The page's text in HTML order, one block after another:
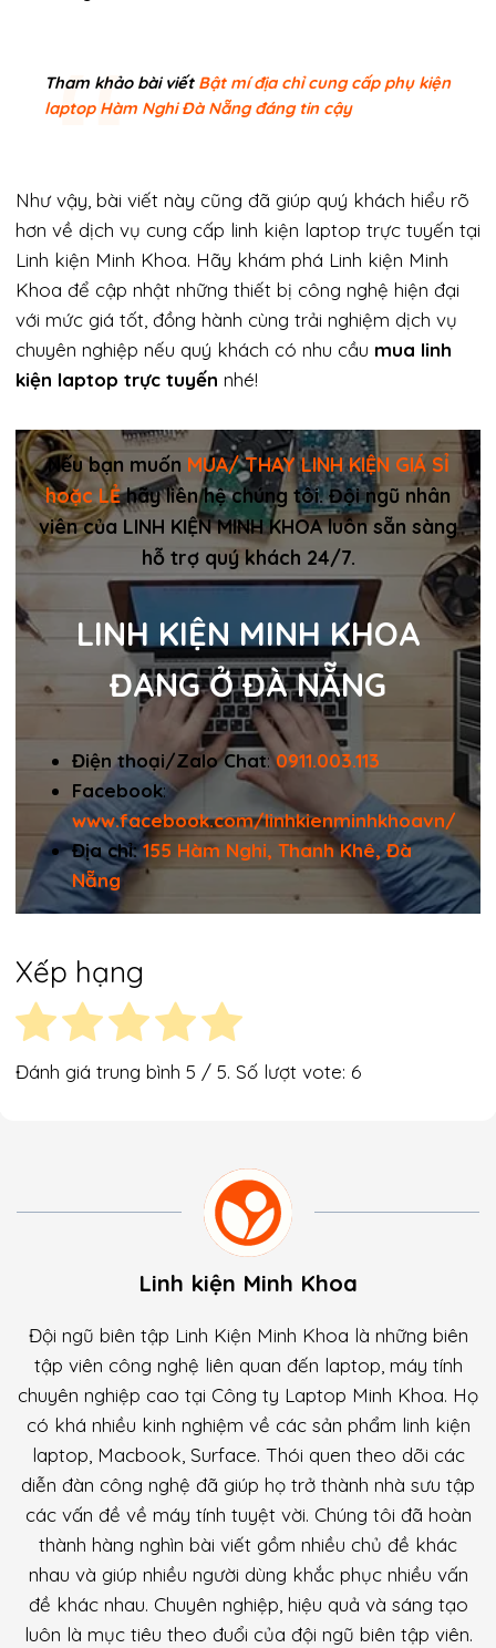
Tham khảo bài viết Bật mí địa chỉ cung cấp phụ kiện
laptop Hàm Nghi Đà Nẵng đáng tin cậy
Như vậy, bài viết này cũng đã giúp quý khách hiểu rõ
hơn về dịch vụ cung cấp linh kiện laptop trực tuyến tại
Linh kiện Minh Khoa. Hãy khám phá Linh kiện Minh
Khoa để cập nhật những thiết bị công nghệ hiện đại
với mức giá tốt, đồng hành cùng trải nghiệm dịch vụ
chuyên nghiệp nếu quý khách có nhu cầu mua linh
kiện laptop trực tuyến nhé!
Nếu bạn muốn MUA/ THAY LINH KIỆN GIÁ SỈ
hoặc LẺhãy liên hệ chúng tôi. Đội ngũ nhân
viên của LINH KIỆN MINH KHOA luôn sẵn sàng
hỗ trợ quý khách 24/7.
LINH KIỆN MINH KHOA
ĐANG Ở ĐÀ NẴNG
Điện thoại/Zalo Chat:0911.003.113
Facebook:
www.facebook.com/linhkienminhkhoavn/
Địa chỉ:155 Hàm Nghi, Thanh Khê, Đà
Nẵng
Xếp hạng
Đánh giá trung bình 5 / 5. Số lượt vote: 6
Linh kiện Minh Khoa
Đội ngũ biên tập Linh Kiện Minh Khoa là những biên
tập viên công nghệ liên quan đến laptop, máy tính
chuyên nghiệp cao tại Công ty Laptop Minh Khoa. Họ
có khá nhiều kinh nghiệm về các sản phẩm linh kiện
laptop, Macbook, Surface. Thói quen theo dõi các
diễn đàn công nghệ đã giúp họ trở thành nhà sưu tập
các vấn đề về máy tính tuyệt vời. Chúng tôi đã hoàn
thành hàng nghìn bài viết gồm nhiều chủ đề khác
nhau và giúp nhiều người dùng khắc phục nhiều vấn
đề khác nhau. Chuyên nghiệp, hiệu quả và sáng tạo
luôn là mục tiêu theo đuổi của đội ngũ biên tập viên.